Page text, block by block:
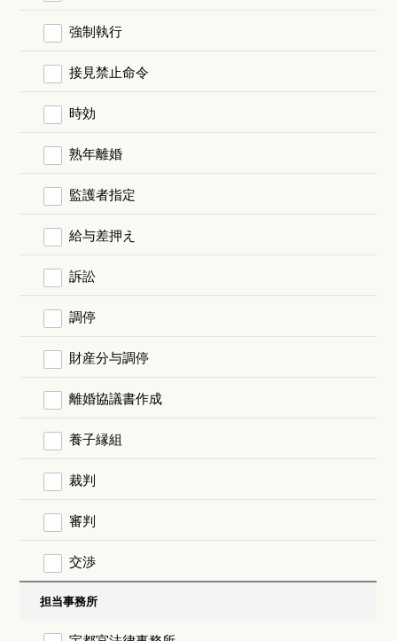
強制執行
接見禁止命令
時効
熟年離婚
監護者指定
給与差押え
訴訟
調停
財産分与調停
離婚協議書作成
養子縁組
裁判
審判
交渉
担当事務所